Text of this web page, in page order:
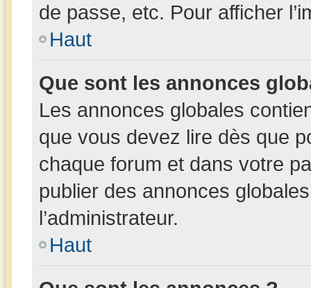
de passe, etc. Pour afficher
Haut
Que sont les annonces
Les annonces globales
que vous devez lire dès que
chaque forum et dans votre
publier des annonces
l’administrateur.
Haut